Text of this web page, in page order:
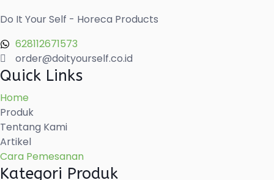
Do It Your Self - Horeca Products
628112671573
order@doityourself.co.id
Quick Links
Home
Produk
Tentang Kami
Artikel
Cara Pemesanan
Kategori Produk